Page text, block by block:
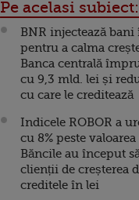
Pe acelasi subiect:
BNR injectează bani
pentru a calma
Banca centrală
cu 9,3 mld. lei și
cu care le creditează
Indicele ROBOR a
cu 8% peste
Băncile au început
clienții de creșterea
creditele în lei